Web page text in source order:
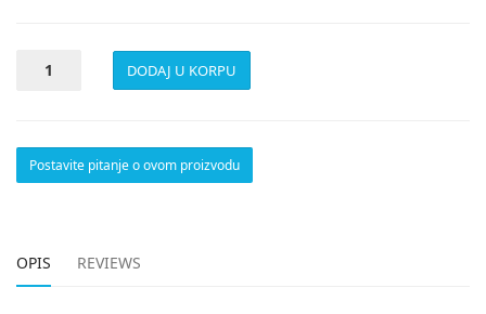
Postavite pitanje o ovom proizvodu
OPIS REVIEWS